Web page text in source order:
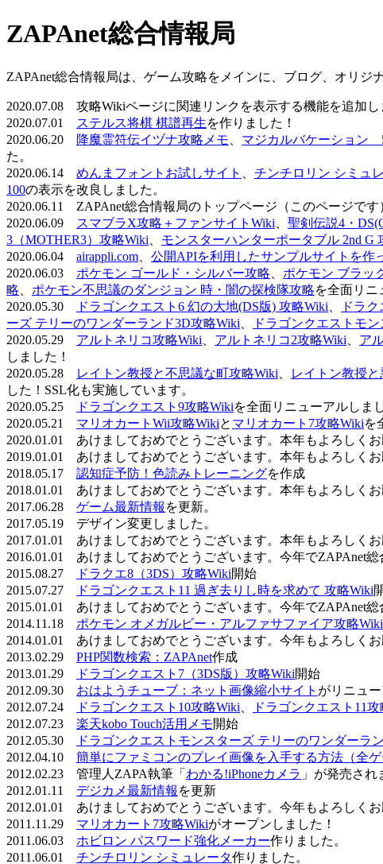
ZAPAnet総合情報局
ZAPAnet総合情報局は、ゲーム攻略をメインに、ブログ、オリジ
2020.07.08 攻略Wikiページに関連リンクを表示する機能を追加し
2020.07.01
ステルス将棋 棋譜再生を作りました！
2020.06.20
降魔霊符伝イヅナ攻略メモ マジカルバケーション
た。
2020.06.14 めんまフォントお試しサイト チンチロリン シミュ
100の表示を改良しました。
2020.06.11 ZAPAnet総合情報局のトップページ（このページで
2020.06.09
スマブラX攻略＋ファンサイトWiki 聖剣伝説4・
3（MOTHER3）攻略Wiki
モンスターハンターポータブル 2nd G
2020.06.04 airappli.com 公開APIを利用したサンプルサイトを作
2020.06.03 ポケモン ゴールド・シルバー攻略 ポケモン ブラッ
略
ポケモン不思議のダンジョン 時・闇の探検隊攻略を全面リニ
2020.05.30
ドラゴンクエスト6 幻の大地(DS版) 攻略Wiki ドラ
ーズ テリーのワンダーランド3D攻略Wiki
ドラゴンクエストモ
2020.05.29 アルトネリコ攻略Wiki アルトネリコ2攻略Wiki ア
しました！
2020.05.28
レイトン教授と不思議な町攻略Wiki レイトン教授
した！SSL化も実施しています。
2020.05.25
ドラゴンクエスト9攻略Wikiを全面リニューアルしま
2020.05.21 マリオカートWii攻略Wikiと マリオカート7攻略Wikiを
2020.01.01 あけましておめでとうございます。本年もよろしくお
2019.01.01 あけましておめでとうございます。本年もよろしくお
2018.05.17 認知症予防！色読みトレーニングを作成
2018.01.01 あけましておめでとうございます。本年もよろしくお
2017.06.28 ゲーム最新情報 を更新。
2017.05.19 デザイン変更しました。
2017.01.01 あけましておめでとうございます。本年もよろしくお
2016.01.01 あけましておめでとうございます。今年でZAPAnet総
2015.08.27
ドラクエ8（3DS）攻略Wiki開始
2015.07.27
ドラゴンクエスト11 過ぎ去りし時を求めて 攻略Wiki
2015.01.01 あけましておめでとうございます。今年でZAPAnet総
2014.11.18 ポケモン オメガルビー・アルファサファイア攻略Wiki
2014.01.01 あけましておめでとうございます。今年もよろしくお
2013.02.29 PHP関数検索：ZAPAnet作成
2013.01.29
ドラゴンクエスト7（3DS版）攻略Wiki開始
2012.09.30 おはようチューブ：ネット画像縮小サイト がリニュー
2012.07.24
ドラゴンクエスト10攻略Wiki ドラゴンクエスト11
2012.07.23 楽天kobo Touch活用メモ開始
2012.05.30
ドラゴンクエストモンスターズ テリーのワンダーラ
2012.04.10 簡単にファミコンのプレイ画像を入手する方法（全ゲ
2012.02.23 管理人ZAPA執筆「 わかる!iPhoneカメラ 」が発売され
2012.01.11 デジカメ最新情報 を更新
2012.01.01 あけましておめでとうございます。今年もよろしくお
2011.11.29 マリオカート7攻略Wikiがオープンしました！
2011.06.03 ホビロン パスワード強化メーカー作りました。
2011.06.01 チンチロリン シミュレータ作りました。